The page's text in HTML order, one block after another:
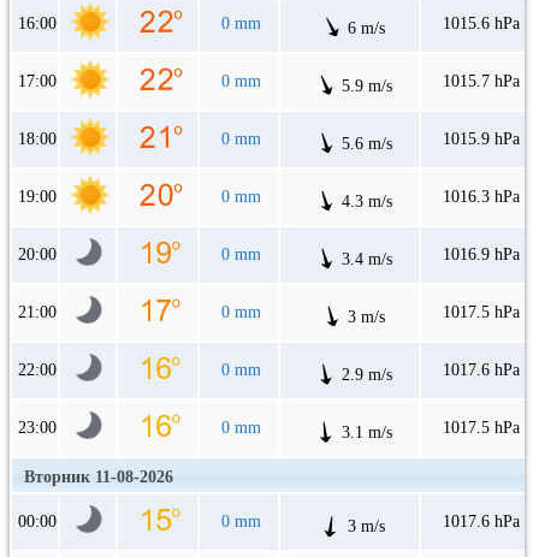
16:00 0 mm 6 m/s 1015.6 hPa
17:00 0 mm 5.9 m/s 1015.7 hPa
18:00 0 mm 5.6 m/s 1015.9 hPa
19:00 0 mm 4.3 m/s 1016.3 hPa
20:00 0 mm 3.4 m/s 1016.9 hPa
21:00 0 mm 3 m/s 1017.5 hPa
22:00 0 mm 2.9 m/s 1017.6 hPa
23:00 0 mm 3.1 m/s 1017.5 hPa
Вторник 11-08-2026
00:00 0 mm 3 m/s 1017.6 hPa